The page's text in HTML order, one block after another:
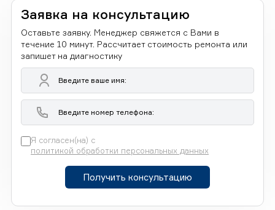
Заявка на консультацию
Оставьте заявку. Менеджер свяжется с Вами в
течение 10 минут. Рассчитает стоимость ремонта или
запишет на диагностику
Я согласен(на) с
политикой обработки персональных данных
Получить консультацию